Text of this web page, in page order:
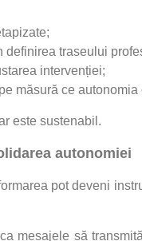
definirea traseului
intervenției;
măsură ce autonomia
este sustenabil.
autonomiei
pot deveni
mesajele să